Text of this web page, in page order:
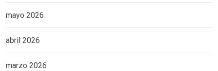
mayo 2026
abril 2026
marzo 2026